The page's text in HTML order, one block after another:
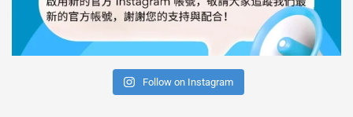
Follow on Instagram